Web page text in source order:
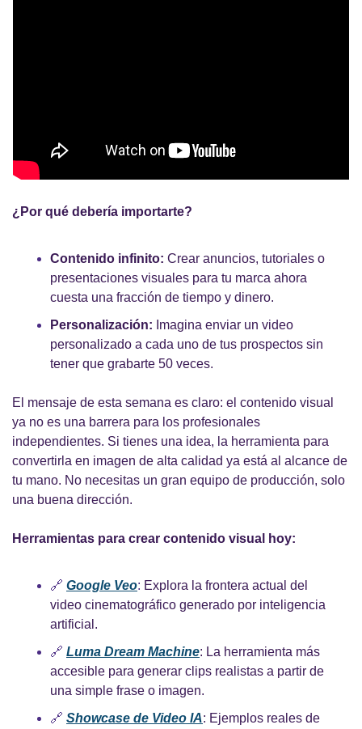
¿Por qué debería importarte?
Contenido infinito: Crear anuncios, tutoriales o
presentaciones visuales para tu marca ahora
cuesta una fracción de tiempo y dinero.
Personalización: Imagina enviar un video
personalizado a cada uno de tus prospectos sin
tener que grabarte 50 veces.
El mensaje de esta semana es claro: el contenido visual
ya no es una barrera para los profesionales
independientes. Si tienes una idea, la herramienta para
convertirla en imagen de alta calidad ya está al alcance de
tu mano. No necesitas un gran equipo de producción, solo
una buena dirección.
Herramientas para crear contenido visual hoy:
🔗 Google Veo: Explora la frontera actual del
video cinematográfico generado por inteligencia
artificial.
🔗 Luma Dream Machine: La herramienta más
accesible para generar clips realistas a partir de
una simple frase o imagen.
🔗 Showcase de Video IA: Ejemplos reales de